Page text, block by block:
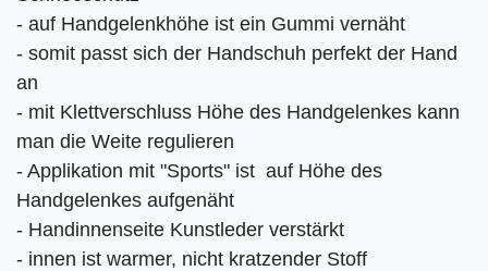
- auf Handgelenkhöhe ist ein Gummi vernäht
- somit passt sich der Handschuh perfekt der Hand
an
- mit Klettverschluss Höhe des Handgelenkes kann
man die Weite regulieren
- Applikation mit "Sports" ist auf Höhe des
Handgelenkes aufgenäht
- Handinnenseite Kunstleder verstärkt
- innen ist warmer, nicht kratzender Stoff